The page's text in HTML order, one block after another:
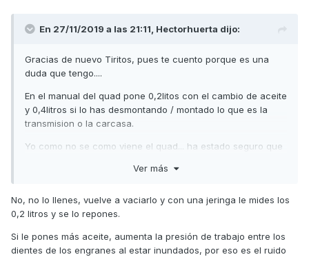
En 27/11/2019 a las 21:11, Hectorhuerta dijo:
Gracias de nuevo Tiritos, pues te cuento porque es una
duda que tengo....
En el manual del quad pone 0,2litos con el cambio de aceite
y 0,4litros si lo has desmontando / montado lo que es la
transmision o la carcasa.
Yo como no se como viene el quad... ha estado seguro que
seguro, lo lleno hasta que se desborde?? pasará algo?
Gracias de antemano!
Ver más
No, no lo llenes, vuelve a vaciarlo y con una jeringa le mides los
0,2 litros y se lo repones.
Si le pones más aceite, aumenta la presión de trabajo entre los
dientes de los engranes al estar inundados, por eso es el ruido